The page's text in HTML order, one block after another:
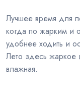
Лучшее время для
когда по жарким и
удобнее ходить и
Лето здесь жаркое
влажная.